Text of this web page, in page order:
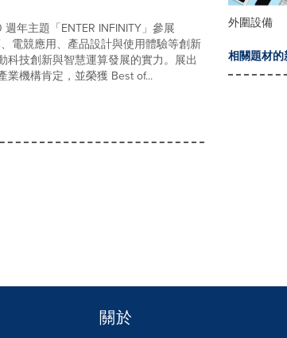
年主題「ENTER INFINITY」參展
電競應用、產品設計與使用體驗等創新
科技創新與智慧運算發展的實力。展出
業機構肯定，並榮獲 Best of...
外圍設備
相關題材
關於